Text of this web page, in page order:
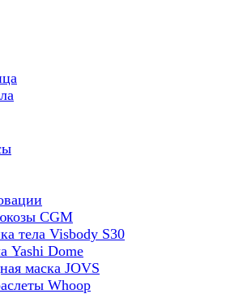
CGM
тела Visbody S30
Yashi Dome
маска JOVS
Whoop